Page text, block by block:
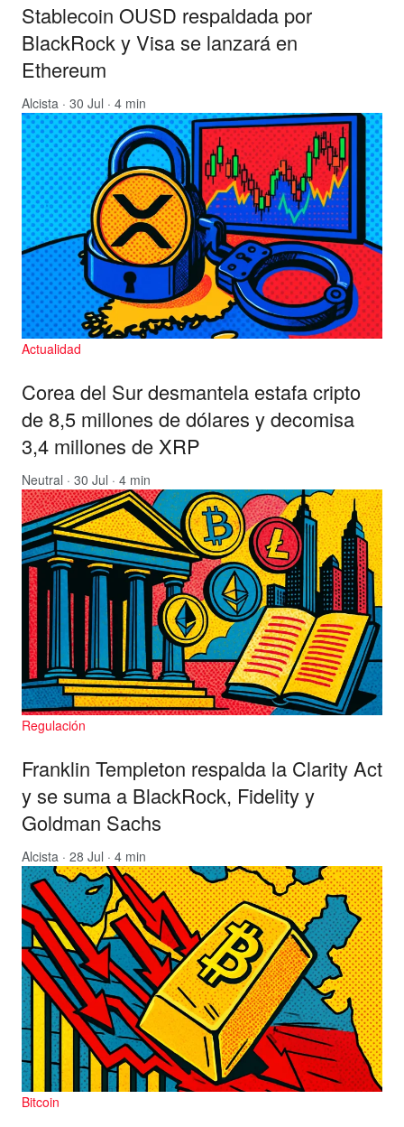
Stablecoin OUSD respaldada por
BlackRock y Visa se lanzará en
Ethereum
Alcista · 30 Jul · 4 min
Actualidad
Corea del Sur desmantela estafa cripto
de 8,5 millones de dólares y decomisa
3,4 millones de XRP
Neutral · 30 Jul · 4 min
Regulación
Franklin Templeton respalda la Clarity Act
y se suma a BlackRock, Fidelity y
Goldman Sachs
Alcista · 28 Jul · 4 min
Bitcoin